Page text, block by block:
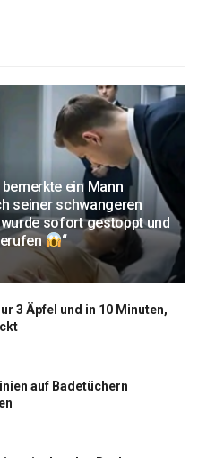
ein Mann
seiner schwangeren
sofort gestoppt und
“
3 Äpfel und in 10 Minuten,
auf Badetüchern